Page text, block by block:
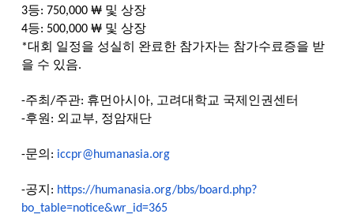
3등: 750,000 ₩ 및 상장
4등: 500,000 ₩ 및 상장
*대회 일정을 성실히 완료한 참가자는 참가수료증을 받
을 수 있음.
-주최 /주관: 휴먼아시아, 고려대학교 국제인권센터
-후원 : 외교부, 정암재단
-문의 : iccpr@humanasia.org
-공지 : https://humanasia.org/bbs/board.php?
bo_table=notice&wr_id=365